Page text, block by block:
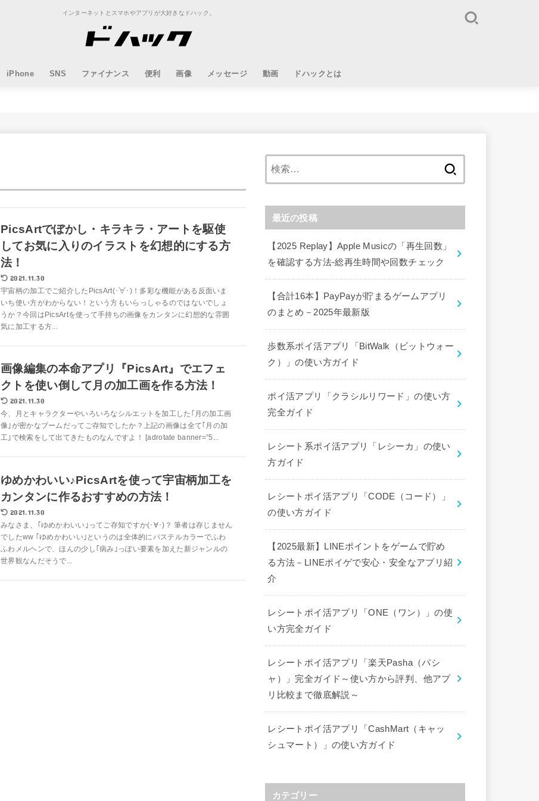
インターネットとスマホやアプリが大好きなドハック。
iPhone SNS ファイナンス 便利 画像 メッセージ 動画 ドハックとは
PicsArtでぼかし・キラキラ・アートを駆使
してお気に入りのイラストを幻想的にする方
法！
2021.11.30
宇宙柄の加工でご紹介したPicsArt(･∀･)！多彩な機能がある反面いま
いち使い方がわからない！という方もいらっしゃるのではないでしょ
うか？今回はPicsArtを使って手持ちの画像をカンタンに幻想的な雰囲
気に加工する方...
画像編集の本命アプリ『PicsArt』でエフェ
クトを使い倒して月の加工画を作る方法！
2021.11.30
今、月とキャラクターやいろいろなシルエットを加工した｢月の加工画
像｣が密かなブームだってご存知でしたか？上記の画像は全て｢月の加
工｣で検索をして出てきたものなんですよ！ [adrotate banner=”5...
ゆめかわいい♪PicsArtを使って宇宙柄加工を
カンタンに作るおすすめの方法！
2021.11.30
みなさま、｢ゆめかわいい｣ってご存知ですか(･∀･)？ 筆者は存じません
でしたww ｢ゆめかわいい｣というのは全体的にパステルカラーでふわ
ふわメルヘンで、ほんの少し｢病み｣っぽい要素を加えた新ジャンルの
世界観なんだそうで...
最近の投稿
【2025 Replay】Apple Musicの「再生回数」
を確認する方法-総再生時間や回数チェック
【合計16本】PayPayが貯まるゲームアプリ
のまとめ－2025年最新版
歩数系ポイ活アプリ「BitWalk（ビットウォー
ク）」の使い方ガイド
ポイ活アプリ「クラシルリワード」の使い方
完全ガイド
レシート系ポイ活アプリ「レシーカ」の使い
方ガイド
レシートポイ活アプリ「CODE（コード）」
の使い方ガイド
【2025最新】LINEポイントをゲームで貯め
る方法－LINEポイゲで安心・安全なアプリ紹
介
レシートポイ活アプリ「ONE（ワン）」の使
い方完全ガイド
レシートポイ活アプリ「楽天Pasha（パシ
ャ）」完全ガイド～使い方から評判、他アプ
リ比較まで徹底解説～
レシートポイ活アプリ「CashMart（キャッ
シュマート）」の使い方ガイド
カテゴリー